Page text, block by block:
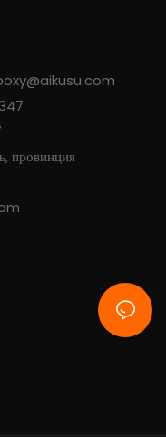
провинция